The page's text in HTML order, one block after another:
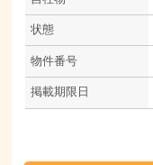
状態
物件番号
掲載期限日